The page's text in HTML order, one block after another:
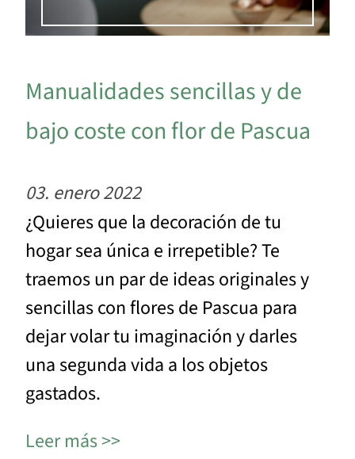
Manualidades sencillas y de
bajo coste con flor de Pascua
03. enero 2022
¿Quieres que la decoración de tu
hogar sea única e irrepetible? Te
traemos un par de ideas originales y
sencillas con flores de Pascua para
dejar volar tu imaginación y darles
una segunda vida a los objetos
gastados.
Leer más